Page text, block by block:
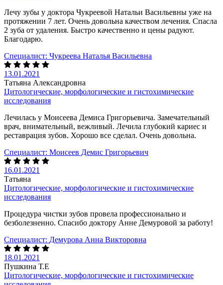
Лечу зубы у доктора Чукреевой Натальи Васильевны уже на
протяжении 7 лет. Очень довольна качеством лечения. Спасла
2 зуба от удаления. Быстро качественно и цены радуют.
Благодарю.
Специалист: Чукреева Наталья Васильевна
13.01.2021
Татьяна Александровна
Цитологические, морфологические и гистохимические
исследования
Лечилась у Моисеева Демиса Григорьевича. Замечательный
врач, внимательный, вежливый. Лечила глубокий кариес и
реставрация зубов. Хорошо все сделал. Очень довольна.
Специалист: Моисеев Демис Григорьевич
16.01.2021
Татьяна
Цитологические, морфологические и гистохимические
исследования
Процедура чистки зубов провела профессионально и
безболезненно. Спасибо доктору Анне Демуровой за работу!
Специалист: Демурова Анна Викторовна
18.01.2021
Пушкина Т.Е
Цитологические, морфологические и гистохимические